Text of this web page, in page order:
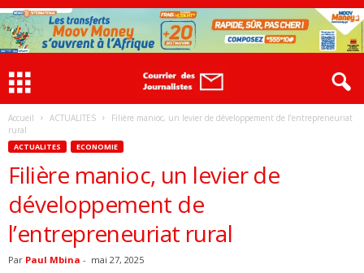
Accueil ACTUALITES
Filière manioc, un levier de développement de l’entrepreneuriat
rural
ACTUALITES ECONOMIE
Filière manioc, un levier de
développement de
l’entrepreneuriat rural
Par Paul Mbina - mai 27, 2025